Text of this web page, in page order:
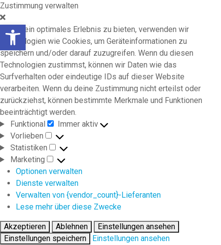
Werkzeugleiste öffnen
Zustimmung verwalten
Um dir ein optimales Erlebnis zu bieten, verwenden wir
Technologien wie Cookies, um Geräteinformationen zu
speichern und/oder darauf zuzugreifen. Wenn du diesen
Technologien zustimmst, können wir Daten wie das
Surfverhalten oder eindeutige IDs auf dieser Website
verarbeiten. Wenn du deine Zustimmung nicht erteilst oder
zurückziehst, können bestimmte Merkmale und Funktionen
beeinträchtigt werden.
Funktional
Immer aktiv
Vorlieben
Vorlieben
Statistiken
Marketing
Marketing
Optionen verwalten
Dienste verwalten
Verwalten von {vendor_count}-Lieferanten
Lese mehr über diese Zwecke
Akzeptieren Ablehnen
Einstellungen ansehen
Einstellungen speichern
Einstellungen ansehen